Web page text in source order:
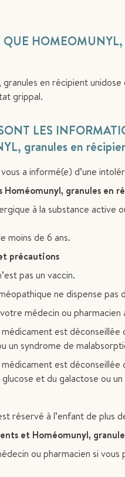
QUE
en récipient
grippal.
LES
granules en
a informé(e) d’une
Homéomunyl, granules en
à la substance active
moins de 6 ans.
précautions
pas un vaccin.
ne dispense pas
médecin ou
médicament est
un syndrome de
médicament est
et du galactose ou
réservé à l’enfant de plus
et Homéomunyl,
ou pharmacien si